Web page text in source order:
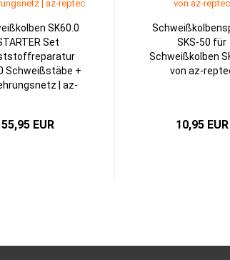
SK60.0
Set
Schweißstäbe +
| az-
55,95 EUR
SKS-50 für
Schweißkolben
von az-
10,95 EUR